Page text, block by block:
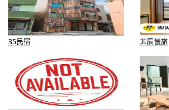
35民宿 北辰慢旅